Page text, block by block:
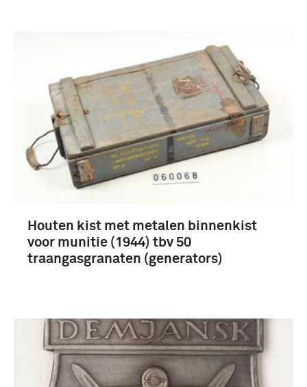
Houten kist met metalen binnenkist
voor munitie (1944) tbv 50
traangasgranaten (generators)